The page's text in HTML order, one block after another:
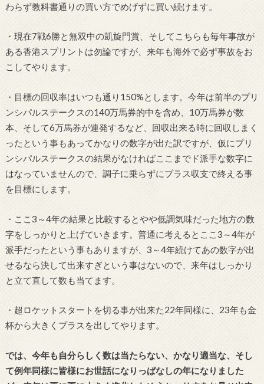
わらず教科書通りの買い方でめげずに買い続けます。
・現在7戦6勝と無双中の凱旋門賞、そしてこちらも毎年事故が
ある香港スプリントは勿論ですが、来年も海外で必ず事故をお
こしてやります。
・ 目標の回収率はいつも通り 150%とします。今年は前半のプリ
ンシパルステークスの140万馬券的中を含め、10万馬券が数
本、そして6万馬券が連発するなど、回収出来る時に回収しまく
ったという事もあってかなりの数字が出た訳ですが、仮にプリ
ンシパルステークスの結果がなければここまでド派手な数字に
はなっていませんので、調子に乗らずにプラス収支で終える事
を目標にします。
・ここ3～4年の結果と比較するとやや低調気味だった地方の数
字をしっかりと上げていきます。普通に考えるとここ3～4年が
派手だったという事もありますが、3～4年続けてあの数字が出
せるなら決して出来すぎという事はないので、来年はしっかり
と立て直して数も当てます。
・超ロケットスタートを切る事が出来た22年同様に、23年も金
杯から大きくプラスを出してやります。
では、今年も自分らしく数は当たらない、かなり適当な、そし
て例年同様に皆様にお世話になりっぱなしの年になりました